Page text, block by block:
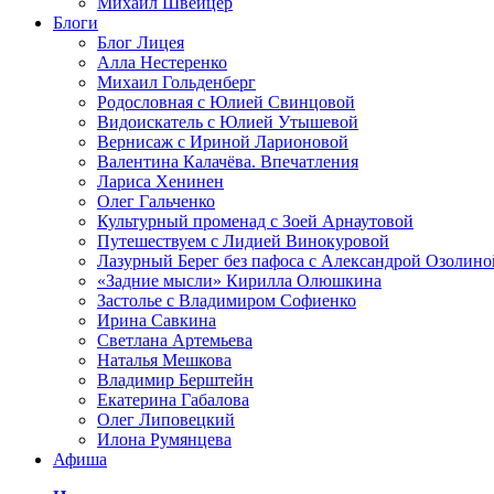
Блоги
Блог Лицея
Алла Нестеренко
Михаил Гольденберг
Родословная с Юлией Свинцовой
Видоискатель с Юлией Утышевой
Вернисаж с Ириной Ларионовой
Валентина Калачёва. Впечатления
Лариса Хенинен
Олег Гальченко
Культурный променад с Зоей Арнаутовой
Путешествуем с Лидией Винокуровой
Лазурный Берег без пафоса с Александрой
«Задние мысли» Кирилла Олюшкина
Застолье с Владимиром Софиенко
Ирина Савкина
Светлана Артемьева
Наталья Мешкова
Владимир Берштейн
Екатерина Габалова
Олег Липовецкий
Илона Румянцева
Афиша